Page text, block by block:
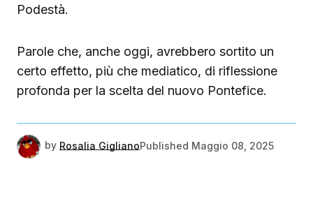
Podestà.
Parole che, anche oggi, avrebbero sortito un
certo effetto, più che mediatico, di riflessione
profonda per la scelta del nuovo Pontefice.
by Rosalia GiglianoPublished Maggio 08, 2025